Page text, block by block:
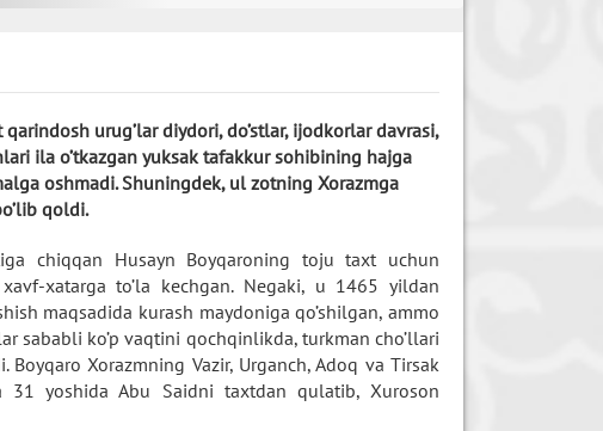
urug’lar diydori, do’stlar, ijodkorlar davrasi,
ila o’tkazgan yuksak tafakkur sohibining hajga
oshmadi. Shuningdek, ul zotning Xorazmga
qoldi.
chiqqan Husayn Boyqaroning toju taxt uchun
xatarga to’la kechgan. Negaki, u 1465 yildan
maqsadida kurash maydoniga qo’shilgan, ammo
sababli ko’p vaqtini qochqinlikda, turkman cho’llari
Boyqaro Xorazmning Vazir, Urganch, Adoq va Tirsak
31 yoshida Abu Saidni taxtdan qulatib, Xuroson